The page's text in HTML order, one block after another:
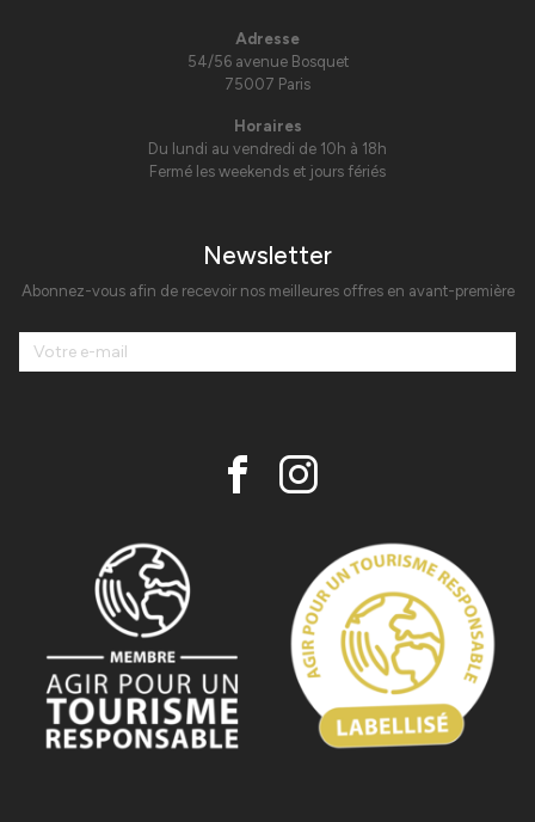
Adresse
54/56 avenue Bosquet
75007 Paris
Horaires
Du lundi au vendredi de 10h à 18h
Fermé les weekends et jours fériés
Newsletter
Abonnez-vous afin de recevoir nos meilleures offres en avant-première